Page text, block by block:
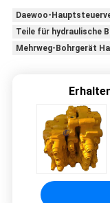
Daewoo-
Teile für hydraulische
Mehrweg-Bohrgerät